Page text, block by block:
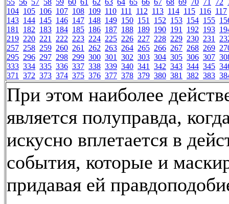
55 56 57 58 59 60 61 62 63 64 65 66 67 68 69 70 71 72
104 105 106 107 108 109 110 111 112 113 114 115 116 117
143 144 145 146 147 148 149 150 151 152 153 154 155
181 182 183 184 185 186 187 188 189 190 191 192 193
219 220 221 222 223 224 225 226 227 228 229 230 231
257 258 259 260 261 262 263 264 265 266 267 268 269
295 296 297 298 299 300 301 302 303 304 305 306 307
333 334 335 336 337 338 339 340 341 342 343 344 345
371 372 373 374 375 376 377 378 379 380 381 382 383
При этом наиболее
является полуправда,
искусно вплетается в
события, которые и
придавая ей